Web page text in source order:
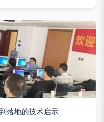
落地的技术启示